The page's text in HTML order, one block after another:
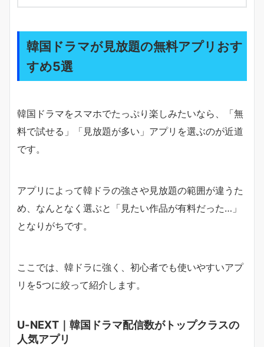
韓国ドラマが見放題の無料アプリおす
すめ5選
韓国ドラマをスマホでたっぷり楽しみたいなら、「無
料で試せる」「見放題が多い」アプリを選ぶのが近道
です。
アプリによって韓ドラの強さや見放題の範囲が違うた
め、なんとなく選ぶと「見たい作品が有料だった…」
となりがちです。
ここでは、韓ドラに強く、初心者でも使いやすいアプ
リを5つに絞って紹介します。
U-NEXT｜韓国ドラマ配信数がトップクラスの
人気アプリ